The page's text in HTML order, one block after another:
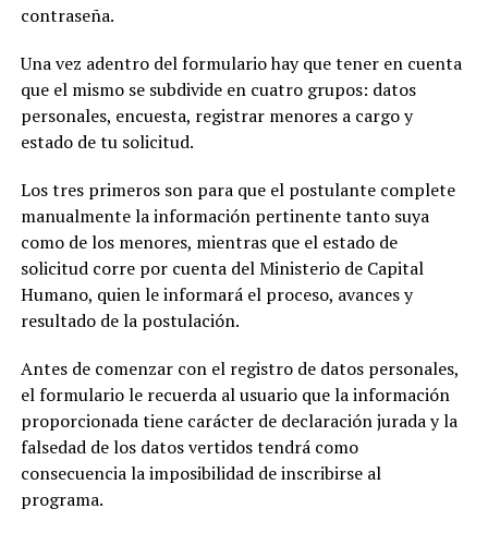
contraseña.
Una vez adentro del formulario hay que tener en cuenta
que el mismo se subdivide en cuatro grupos: datos
personales, encuesta, registrar menores a cargo y
estado de tu solicitud.
Los tres primeros son para que el postulante complete
manualmente la información pertinente tanto suya
como de los menores, mientras que el estado de
solicitud corre por cuenta del Ministerio de Capital
Humano, quien le informará el proceso, avances y
resultado de la postulación.
Antes de comenzar con el registro de datos personales,
el formulario le recuerda al usuario que la información
proporcionada tiene carácter de declaración jurada y la
falsedad de los datos vertidos tendrá como
consecuencia la imposibilidad de inscribirse al
programa.